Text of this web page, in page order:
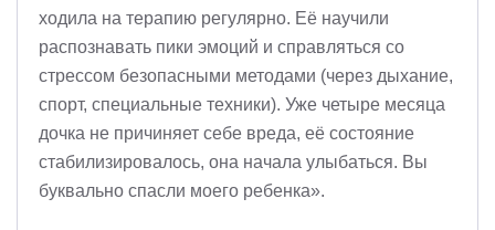
ходила на терапию регулярно. Её научили
распознавать пики эмоций и справляться со
стрессом безопасными методами (через дыхание,
спорт, специальные техники). Уже четыре месяца
дочка не причиняет себе вреда, её состояние
стабилизировалось, она начала улыбаться. Вы
буквально спасли моего ребенка».